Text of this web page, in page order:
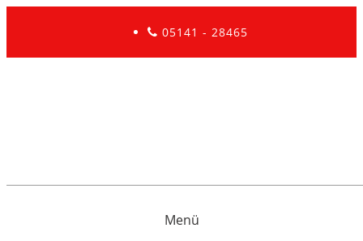
05141 - 28465
Menü